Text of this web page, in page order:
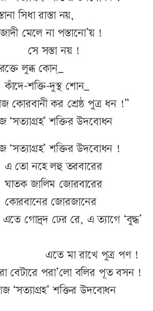
নয়,
পস্তানো’য় !
নয় !
লুব্ধ কোন্_
দুস্থ শোন_
কর শ্রেষ্ঠ পুত্র ধন !”
শক্তির উদবোধন
শক্তির উদবোধন !
তরবারের
জোরবারের
ঢের রে, এ ত্যাগে ‘বুদ্ধ’
পুত্র পণ !
পরা’লো বলির পূত বসন !
শক্তির উদবোধন